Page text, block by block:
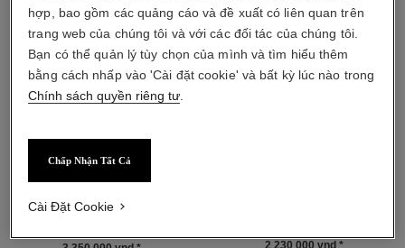
paris - paris
Toilette Dạng Xịt
Tỏa Sáng Rạng Rỡ và Tự
2 230 000 vnd *
hợp, bao gồm các quảng cáo và đề xuất có liên quan trên
trang web của chúng tôi và với các đối tác của chúng tôi.
Bạn có thể quản lý tùy chọn của mình và tìm hiểu thêm
bằng cách nhấp vào 'Cài đặt cookie' và bất kỳ lúc nào trong
Chính sách quyền riêng tư
Chấp Nhận Tất Cả
Cài Đặt Cookie